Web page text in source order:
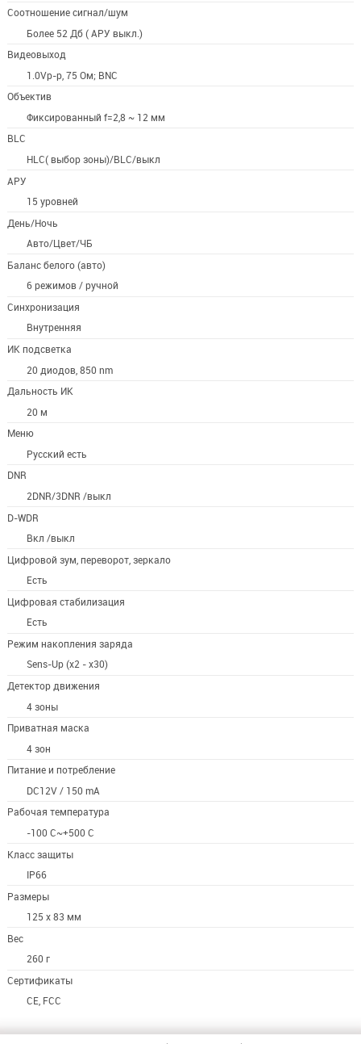
Соотношение сигнал/шум
Более 52 Дб ( АРУ выкл.)
Видеовыход
1.0Vp-p, 75 Ом; BNC
Объектив
Фиксированный f=2,8 ~ 12 мм
BLC
HLC( выбор зоны)/BLC/выкл
АРУ
15 уровней
День/Ночь
Авто/Цвет/ЧБ
Баланс белого (авто)
6 режимов / ручной
Синхронизация
Внутренняя
ИК подсветка
20 диодов, 850 nm
Дальность ИК
20 м
Меню
Русский есть
DNR
2DNR/3DNR /выкл
D-WDR
Вкл /выкл
Цифровой зум, переворот, зеркало
Есть
Цифровая стабилизация
Есть
Режим накопления заряда
Sens-Up (х2 - х30)
Детектор движения
4 зоны
Приватная маска
4 зон
Питание и потребление
DC12V / 150 mA
Рабочая температура
-100 C~+500 C
Класс защиты
IP66
Размеры
125 x 83 мм
Вес
260 г
Сертификаты
CE, FCC